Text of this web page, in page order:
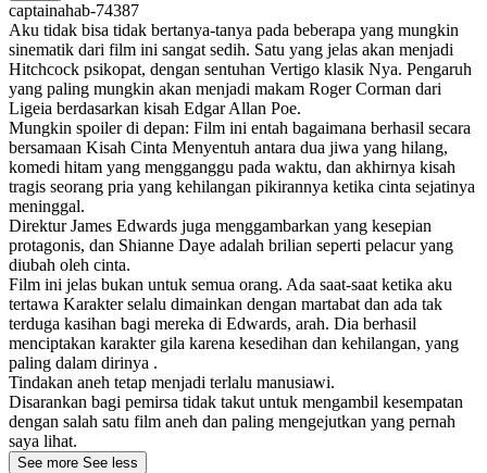
captainahab-74387
Aku tidak bisa tidak bertanya-tanya pada beberapa yang mungkin
sinematik dari film ini sangat sedih. Satu yang jelas akan menjadi
Hitchcock psikopat, dengan sentuhan Vertigo klasik Nya. Pengaruh
yang paling mungkin akan menjadi makam Roger Corman dari
Ligeia berdasarkan kisah Edgar Allan Poe.
Mungkin spoiler di depan: Film ini entah bagaimana berhasil secara
bersamaan Kisah Cinta Menyentuh antara dua jiwa yang hilang,
komedi hitam yang mengganggu pada waktu, dan akhirnya kisah
tragis seorang pria yang kehilangan pikirannya ketika cinta sejatinya
meninggal.
Direktur James Edwards juga menggambarkan yang kesepian
protagonis, dan Shianne Daye adalah brilian seperti pelacur yang
diubah oleh cinta.
Film ini jelas bukan untuk semua orang. Ada saat-saat ketika aku
tertawa Karakter selalu dimainkan dengan martabat dan ada tak
terduga kasihan bagi mereka di Edwards, arah. Dia berhasil
menciptakan karakter gila karena kesedihan dan kehilangan, yang
paling dalam dirinya .
Tindakan aneh tetap menjadi terlalu manusiawi.
Disarankan bagi pemirsa tidak takut untuk mengambil kesempatan
dengan salah satu film aneh dan paling mengejutkan yang pernah
saya lihat.
See more See less